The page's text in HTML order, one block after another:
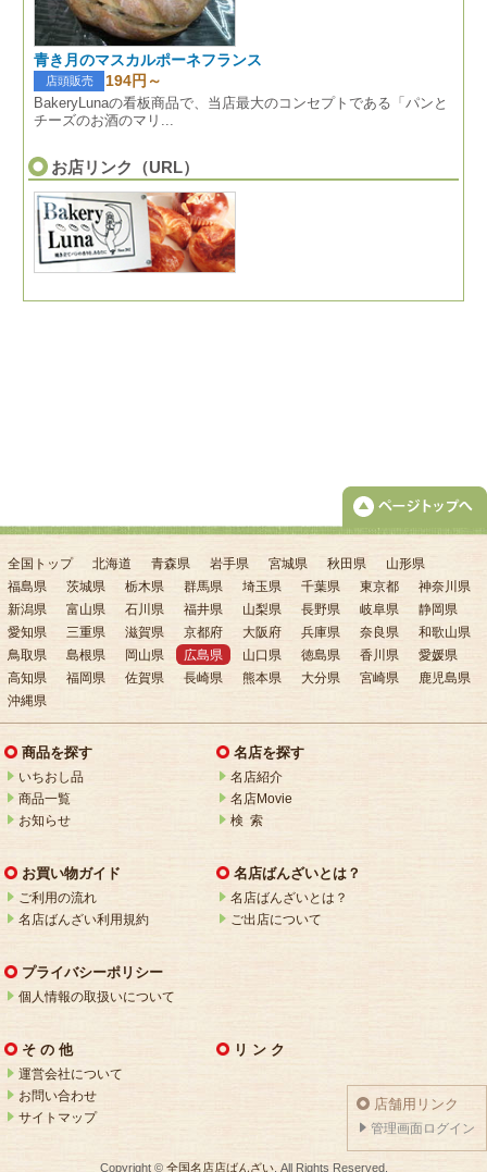
青き月のマスカルポーネフランス
店頭販売 194円～
BakeryLunaの看板商品で、当店最大のコンセプトである「パンと
チーズのお酒のマリ...
お店リンク（URL）
全国トップ 北海道 青森県 岩手県 宮城県 秋田県
山形県
福島県
茨城県 栃木県 群馬県 埼玉県 千葉県 東京都
神奈川県
新潟県
富山県 石川県 福井県 山梨県 長野県 岐阜県
静岡県
愛知県
三重県 滋賀県 京都府 大阪府 兵庫県 奈良県
和歌山県
鳥取県
島根県 岡山県 広島県 山口県 徳島県 香川県
愛媛県
高知県
福岡県 佐賀県 長崎県 熊本県 大分県 宮崎県
鹿児島県
沖縄県
商品を探す
いちおし品
商品一覧
お知らせ
名店を探す
名店紹介
名店Movie
検 索
お買い物ガイド
ご利用の流れ
名店ばんざい利用規約
名店ばんざいとは？
名店ばんざいとは？
ご出店について
プライバシーポリシー
個人情報の取扱いについて
そ の 他
運営会社について
お問い合わせ
サイトマップ
リ ン ク
店舗用リンク
管理画面ログイン
Copyright © 全国名店店ばんざい. All Rights Reserved.